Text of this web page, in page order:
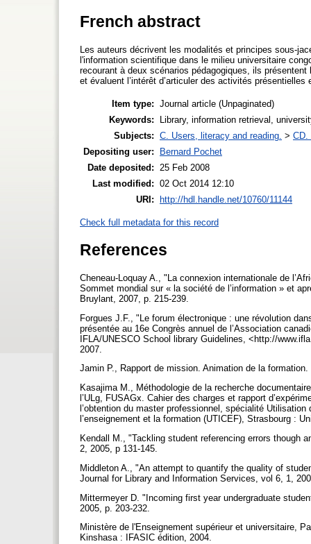
French abstract
Les auteurs décrivent les modalités et principes sous-
l'information scientifique dans le milieu universitaire
recourant à deux scénarios pédagogiques, ils
et évaluent l’intérêt d’articuler des activités présentielles
Item type: Journal article (Unpaginated)
Keywords:
Library, information retrieval,
Subjects: C. Users, literacy and reading. > CD.
Depositing user:
Bernard Pochet
Date deposited:
25 Feb 2008
Last modified: 02 Oct 2014 12:10
URI:
http://hdl.handle.net/10760/11144
Check full metadata for this record
References
Cheneau-Loquay A., "La connexion internationale de
Sommet mondial sur « la société de l’information » et
Bruylant, 2007, p. 215-239.
Forgues J.F., "Le forum électronique : une révolution
présentée au 16e Congrès annuel de l’Association
IFLA/UNESCO School library Guidelines, <http://
2007.
Jamin P., Rapport de mission. Animation de la
Kasajima M., Méthodologie de la recherche
l’ULg, FUSAGx. Cahier des charges et rapport
l’obtention du master professionnel, spécialité
l’enseignement et la formation (UTICEF), Strasbourg :
Kendall M., "Tackling student referencing errors though
2, 2005, p 131-145.
Middleton A., "An attempt to quantify the quality of
Journal for Library and Information Services, vol 6, 1,
Mittermeyer D. "Incoming first year undergraduate
2005, p. 203-232.
Ministère de l'Enseignement supérieur et universitaire,
Kinshasa : IFASIC édition, 2004.